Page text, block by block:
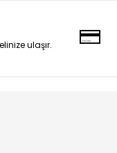
ulaşır.